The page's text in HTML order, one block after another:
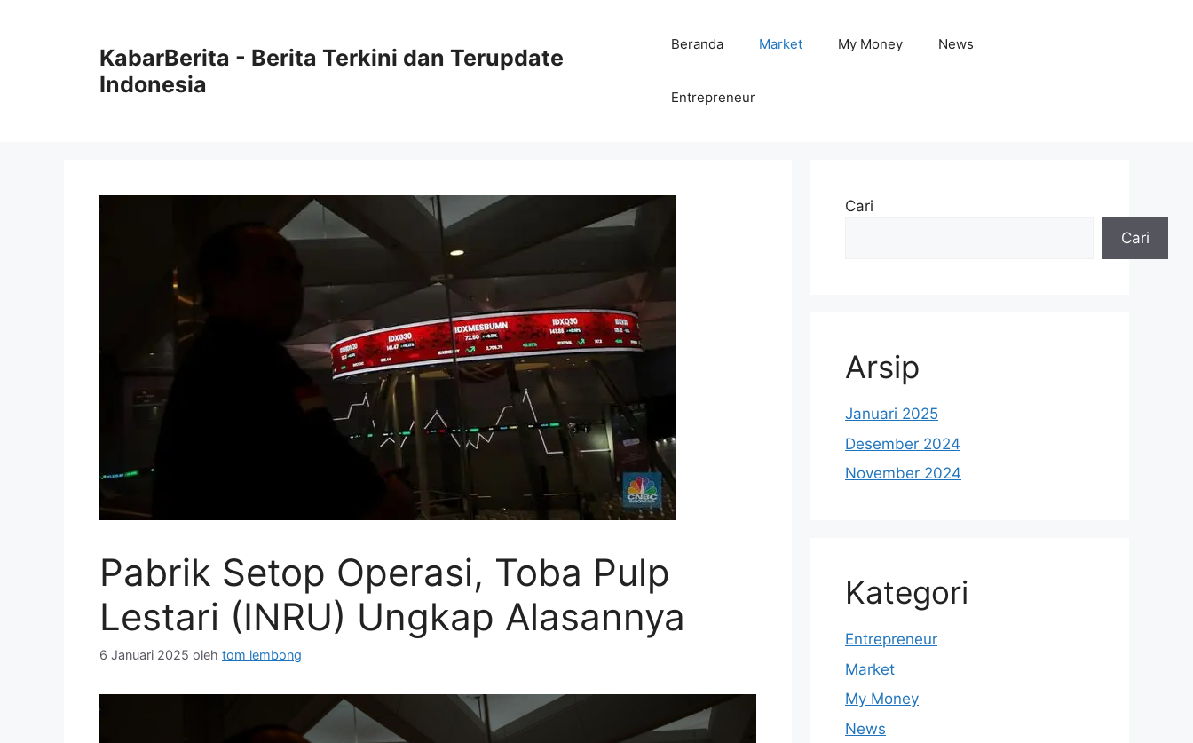
KabarBerita - Berita Terkini dan Terupdate
Indonesia
Beranda Market My Money News
Entrepreneur
Pabrik Setop Operasi, Toba Pulp
Lestari (INRU) Ungkap Alasannya
6 Januari 2025 oleh tom lembong
Cari
Cari
Arsip
Januari 2025
Desember 2024
November 2024
Kategori
Entrepreneur
Market
My Money
News